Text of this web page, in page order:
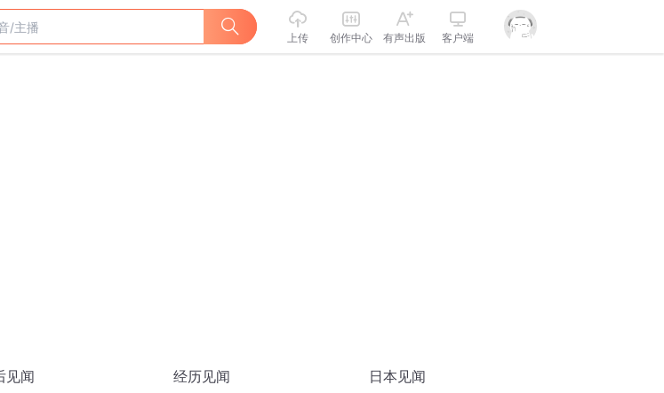
上传 创作中心 有声出版 客户端
见闻 经历见闻 日本见闻